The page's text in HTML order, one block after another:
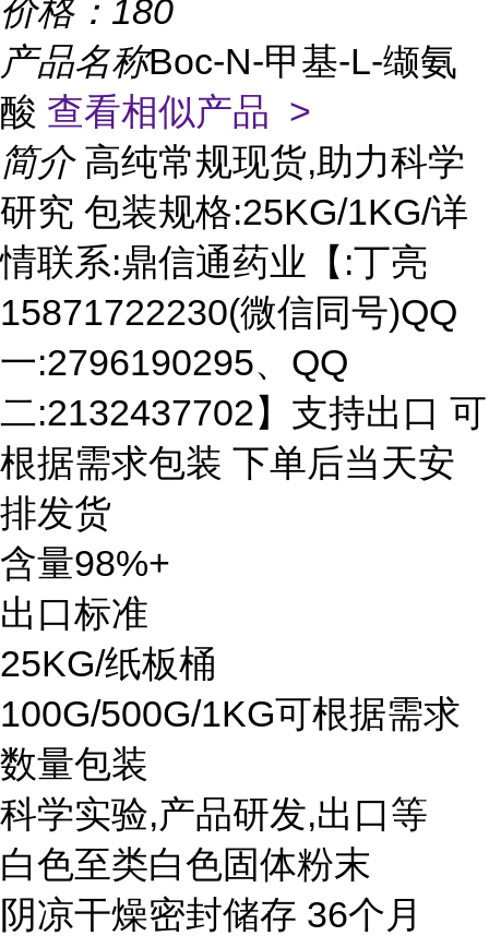
价格： 180
产品名称Boc-N-甲基-L-缬氨
酸 查看相似产品 >
简介 高纯常规现货,助力科学
研究 包装规格:25KG/1KG/详
情联系:鼎信通药业【:丁亮
15871722230(微信同号)QQ
一:2796190295、QQ
二:2132437702】支持出口 可
根据需求包装 下单后当天安
排发货
含量98%+
出口标准
25KG/纸板桶
100G/500G/1KG可根据需求
数量包装
科学实验,产品研发,出口等
白色至类白色固体粉末
阴凉干燥密封储存 36个月